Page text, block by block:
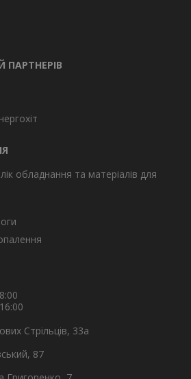
ПАРТНЕРІВ
обладнання та матеріалів для
Стрільців, 33а
87